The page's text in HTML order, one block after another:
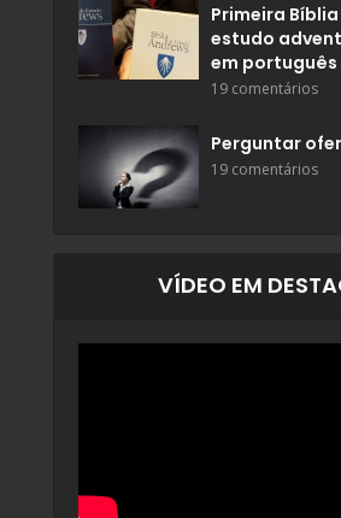
Primeira
estudo
em português
19 comentários
Perguntar
19 comentários
VÍDEO EM